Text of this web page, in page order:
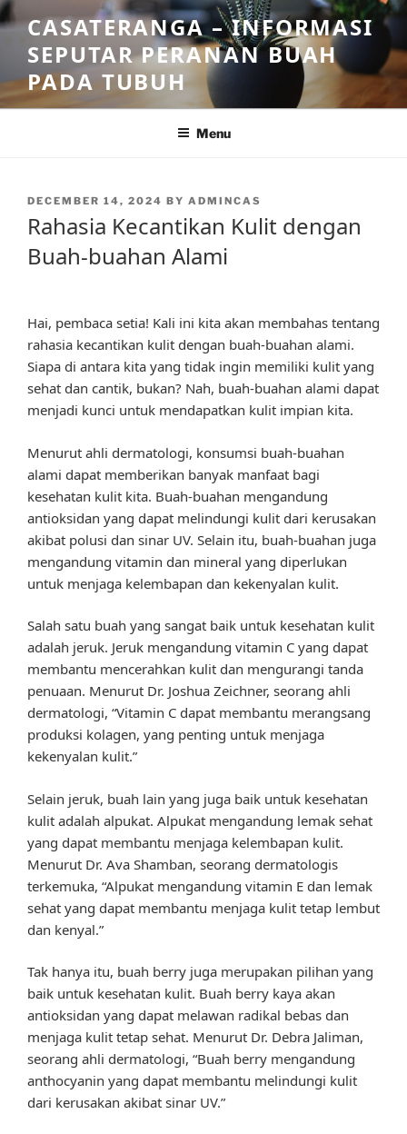
Skip
to
content
CASATERANGA – INFORMASI
SEPUTAR PERANAN BUAH
PADA TUBUH
Menu
POSTED
DECEMBER 14, 2024 BY ADMINCAS
Rahasia Kecantikan Kulit dengan
Buah-buahan Alami
Hai, pembaca setia! Kali ini kita akan membahas tentang
rahasia kecantikan kulit dengan buah-buahan alami.
Siapa di antara kita yang tidak ingin memiliki kulit yang
sehat dan cantik, bukan? Nah, buah-buahan alami dapat
menjadi kunci untuk mendapatkan kulit impian kita.
Menurut ahli dermatologi, konsumsi buah-buahan
alami dapat memberikan banyak manfaat bagi
kesehatan kulit kita. Buah-buahan mengandung
antioksidan yang dapat melindungi kulit dari kerusakan
akibat polusi dan sinar UV. Selain itu, buah-buahan juga
mengandung vitamin dan mineral yang diperlukan
untuk menjaga kelembapan dan kekenyalan kulit.
Salah satu buah yang sangat baik untuk kesehatan kulit
adalah jeruk. Jeruk mengandung vitamin C yang dapat
membantu mencerahkan kulit dan mengurangi tanda
penuaan. Menurut Dr. Joshua Zeichner, seorang ahli
dermatologi, “Vitamin C dapat membantu merangsang
produksi kolagen, yang penting untuk menjaga
kekenyalan kulit.”
Selain jeruk, buah lain yang juga baik untuk kesehatan
kulit adalah alpukat. Alpukat mengandung lemak sehat
yang dapat membantu menjaga kelembapan kulit.
Menurut Dr. Ava Shamban, seorang dermatologis
terkemuka, “Alpukat mengandung vitamin E dan lemak
sehat yang dapat membantu menjaga kulit tetap lembut
dan kenyal.”
Tak hanya itu, buah berry juga merupakan pilihan yang
baik untuk kesehatan kulit. Buah berry kaya akan
antioksidan yang dapat melawan radikal bebas dan
menjaga kulit tetap sehat. Menurut Dr. Debra Jaliman,
seorang ahli dermatologi, “Buah berry mengandung
anthocyanin yang dapat membantu melindungi kulit
dari kerusakan akibat sinar UV.”